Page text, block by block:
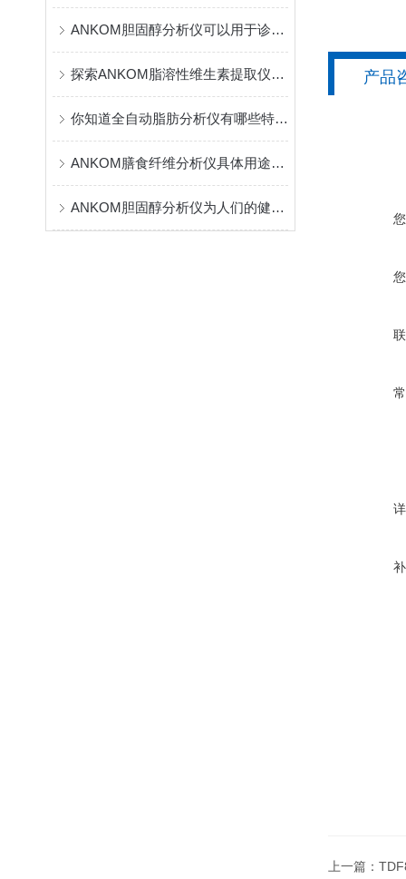
ANKOM胆固醇分析仪可以用于诊断和监测心血管疾病、脑血管疾病等疾病
探索ANKOM脂溶性维生素提取仪在医学研究的角色
你知道全自动脂肪分析仪有哪些特点吗？
ANKOM膳食纤维分析仪具体用途分析
ANKOM胆固醇分析仪为人们的健康管理提供了便利和支持
产品
上一篇：